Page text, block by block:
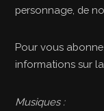
personnage, de
Pour vous
informations sur
Musiques :